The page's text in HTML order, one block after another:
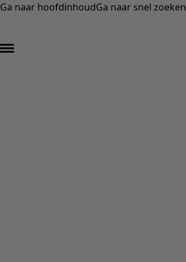
Ga naar hoofdinhoudGa naar snel zoeken